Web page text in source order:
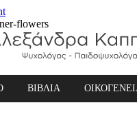
Καππάτου
ΒΙΒΛΙΑ